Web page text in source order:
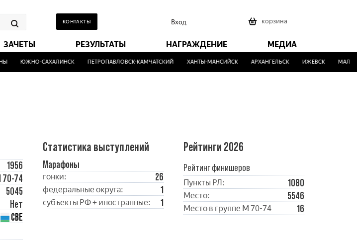
КОНТАКТЫ Вход корзина
ЗАЧЕТЫ РЕЗУЛЬТАТЫ НАГРАЖДЕНИЕ МЕДИА
ЮЖНО-САХАЛИНСК ПЕТРОПАВЛОВСК-КАМЧАТСКИЙ ХАНТЫ-МАНСИЙСК АРХАНГЕЛЬСК ИЖЕВСК
1956
70-74
5045
Нет
СВЕ
Статистика выступлений
Марафоны
гонки: 26
федеральные округа: 1
субъекты РФ + иностранные: 1
Рейтинги 2026
Рейтинг финишеров
Пункты РЛ: 1080
Место: 5546
Место в группе М 70-74 16